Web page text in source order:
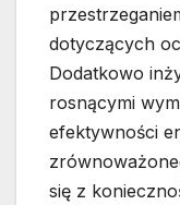
dotyczących
Dodatkowo
rosnącymi
efektywności
się z